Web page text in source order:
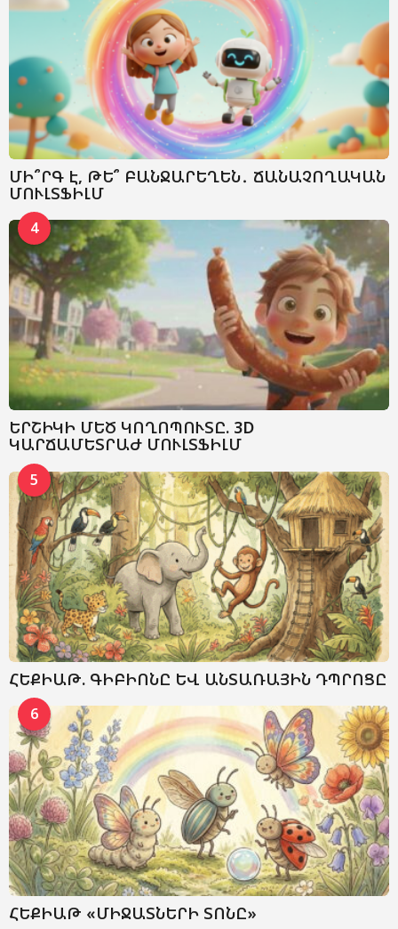
ՄԻ՞ՐԳ Է, ԹԵ՞ ԲԱՆՋԱՐԵՂԵՆ․ ՃԱՆԱՉՈՂԱԿԱՆ
ՄՈՒԼՏՖԻԼՄ
4
ԵՐՇԻԿԻ ՄԵԾ ԿՈՂՈՊՈՒՏԸ. 3D
ԿԱՐՃԱՄԵՏՐԱԺ ՄՈՒԼՏՖԻԼՄ
5
ՀԵՔԻԱԹ. ԳԻԲԻՈՆԸ ԵՎ ԱՆՏԱՌԱՅԻՆ ԴՊՐՈՑԸ
6
ՀԵՔԻԱԹ «ՄԻՋԱՏՆԵՐԻ ՏՈՆԸ»